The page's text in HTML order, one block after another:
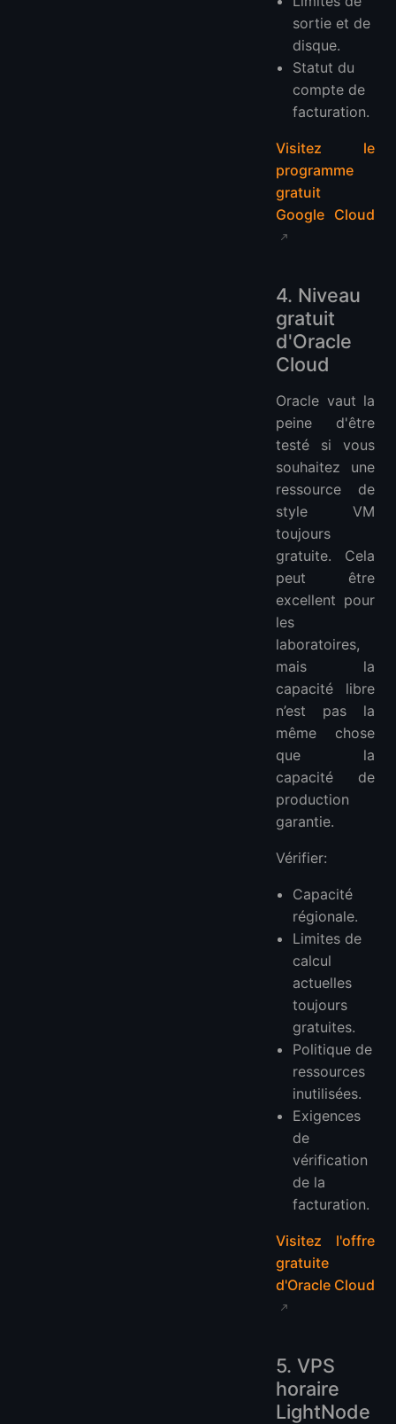
sortie et de
disque.
Statut du
compte de
facturation.
Visitez le
programme
gratuit
Google Cloud
4. Niveau
gratuit
d'Oracle
Cloud
Oracle vaut la
peine d'être
testé si vous
souhaitez une
ressource de
style VM
toujours
gratuite. Cela
peut être
excellent pour
les
laboratoires,
mais la
capacité libre
n’est pas la
même chose
que la
capacité de
production
garantie.
Vérifier:
Capacité
régionale.
Limites de
calcul
actuelles
toujours
gratuites.
Politique de
ressources
inutilisées.
Exigences
de
vérification
de la
facturation.
Visitez l'offre
gratuite
d'Oracle Cloud
5. VPS
horaire
LightNode